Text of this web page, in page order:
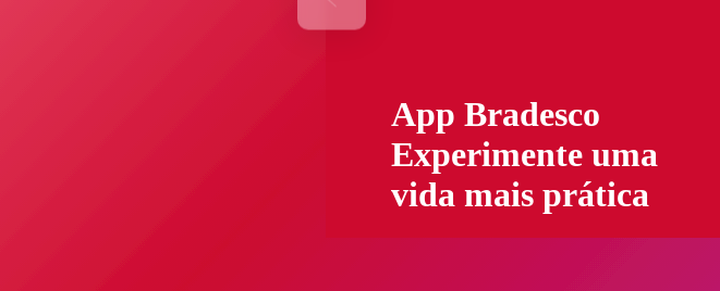
App Bradesco
Experimente uma
vida mais prática